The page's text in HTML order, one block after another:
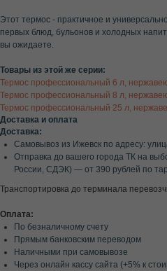
Этот термос - практичное и
первых блюд, бульонов и холодных
вы ожидаете.
Товары из этой же серии:
Термос профессиональный 6 л,
Термос профессиональный 8 л,
Термос профессиональный 25 л,
Доставка и оплата
Доставка:
Самовывоз из Ижевск по адресу:
Отправка до вашего города ТК на
России, СДЭК) — от 390 рублей по
Транспортировка до терминала
Оплата:
По безналичному счету
Прямым банковским переводом
Наличными при самовывозе
Через онлайн кассу сайта (+5% к